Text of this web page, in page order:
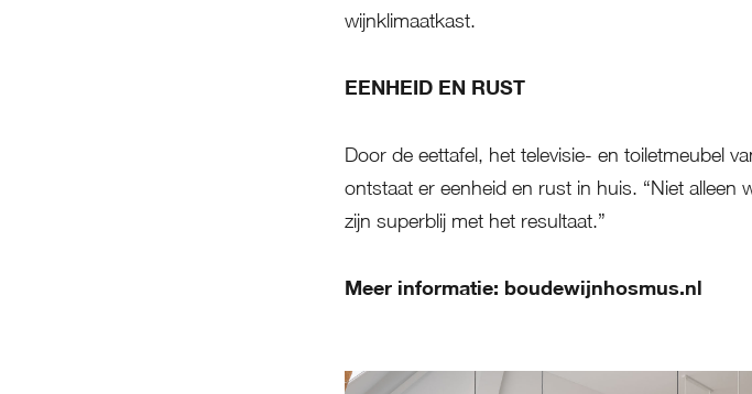
wijnklimaatkast.
EENHEID EN RUST
Door de eettafel, het televisie- en toiletmeubel
ontstaat er eenheid en rust in huis. “Niet alleen
zijn superblij met het resultaat.”
Meer informatie: boudewijnhosmus.nl